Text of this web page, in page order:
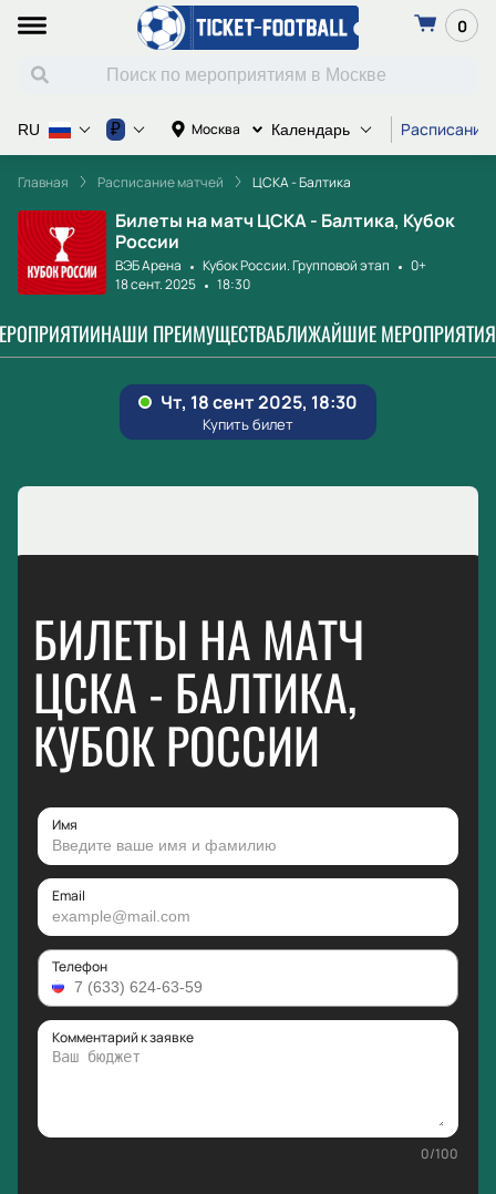
0
Москва Календарь Расписание
RU ₽
Главная Расписание матчей ЦСКА - Балтика
Билеты на матч ЦСКА - Балтика, Кубок
России
ВЭБ Арена Кубок России. Групповой этап
0+
18 сент. 2025
18:30
НАШИ ПРЕИМУЩЕСТВАБЛИЖАЙШИЕ МЕРОПРИЯТИЯ
БИЛЕТЫ НА МАТЧ
ЦСКА - БАЛТИКА,
КУБОК РОССИИ
Имя
Email
Телефон
Комментарий к заявке
0/100